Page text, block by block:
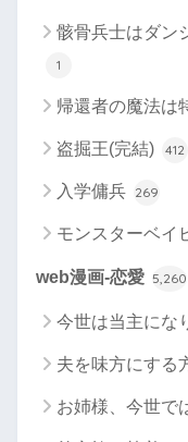
骸骨兵士はダン
1
帰還者の魔法は
盗掘王(完結) 412
入学傭兵 269
モンスターベイ
web漫画-恋愛 5,260
今世は当主にな
夫を味方にする
お姉様、今世で